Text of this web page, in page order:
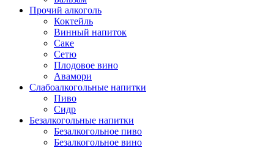
Прочий алкоголь
Коктейль
Винный напиток
Саке
Сетю
Плодовое вино
Авамори
Слабоалкогольные напитки
Пиво
Сидр
Безалкогольные напитки
Безалкогольное пиво
Безалкогольное вино